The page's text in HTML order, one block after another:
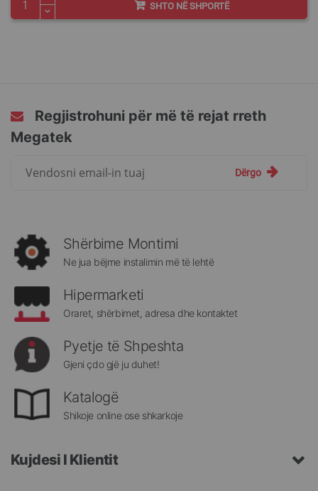
SHTO NË SHPORTË
Regjistrohuni për më të rejat rreth
Megatek
rreth
Megatek:
Dërgo
Shërbime Montimi
Ne jua bëjme instalimin më të lehtë
Hipermarketi
Oraret, shërbimet, adresa dhe kontaktet
Pyetje të Shpeshta
Gjeni çdo gjë ju duhet!
Katalogë
Shikoje online ose shkarkoje
Kujdesi I Klientit